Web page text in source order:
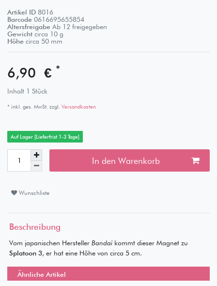
Artikel ID 8016
Barcode 0616695655854
Altersfreigabe Ab 12 freigegeben
Gewicht circa 10 g
Höhe circa 50 mm
6,90 € *
Inhalt 1 Stück
* inkl. ges. MwSt. zzgl. Versandkosten
Auf Lager [Lieferfrist 1-3 Tage]
In den Warenkorb
Wunschliste
Beschreibung
Vom japanischen Hersteller Bandaikommt dieser Magnet zu
Splatoon 3, er hat eine Höhe von circa 5 cm.
Ähnliche Artikel